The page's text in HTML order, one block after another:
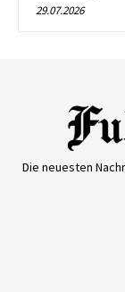
29.07.2026
Die neuesten